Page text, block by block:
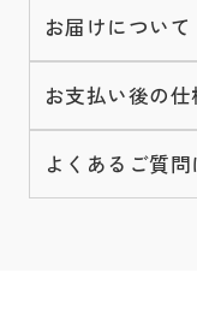
お届けについて
お支払い後の
よくあるご質問